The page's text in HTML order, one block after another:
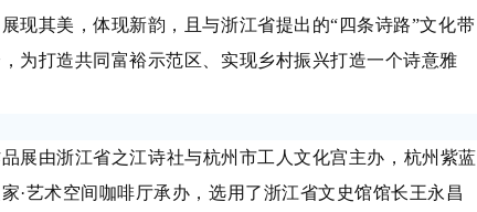
现其美，体现新韵，且与浙江省提出的“四条诗路”文化带
为打造共同富裕示范区、实现乡村振兴打造一个诗意雅
展由浙江省之江诗社与杭州市工人文化宫主办，杭州紫蓝
·艺术空间咖啡厅承办，选用了浙江省文史馆馆长王永昌